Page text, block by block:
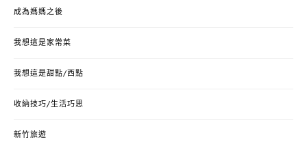
成為媽媽之後
我想這是家常菜
我想這是甜點/西點
收納技巧/生活巧思
新竹旅遊